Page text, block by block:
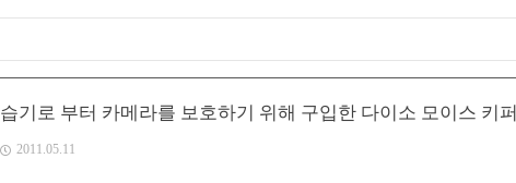
습기로 부터 카메라를 보호하기 위해 구입한 다이소 모이스 키퍼
2011.05.11